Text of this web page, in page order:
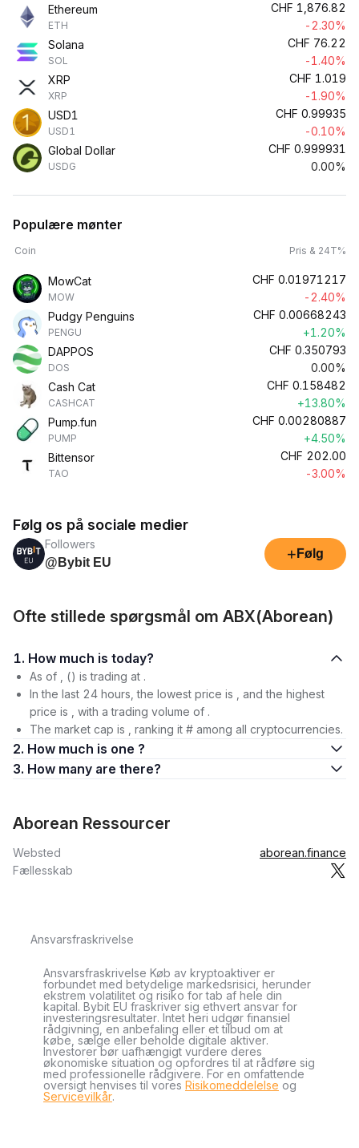
Ethereum
ETH
CHF 1,876.82
-2.30%
Solana
SOL
CHF 76.22
-1.40%
XRP
XRP
CHF 1.019
-1.90%
USD1
USD1
CHF 0.99935
-0.10%
Global Dollar
USDG
CHF 0.999931
0.00%
Populære mønter
Coin Pris & 24T%
MowCat
MOW
CHF 0.01971217
-2.40%
Pudgy Penguins
PENGU
CHF 0.00668243
+1.20%
DAPPOS
DOS
CHF 0.350793
0.00%
Cash Cat
CASHCAT
CHF 0.158482
+13.80%
Pump.fun
PUMP
CHF 0.00280887
+4.50%
Bittensor
TAO
CHF 202.00
-3.00%
Følg os på sociale medier
Followers
@Bybit EU
+ Følg
Ofte stillede spørgsmål om ABX(Aborean)
1. How much is today?
As of , () is trading at .
In the last 24 hours, the lowest price is , and the highest
price is , with a trading volume of .
The market cap is , ranking it # among all cryptocurrencies.
2. How much is one ?
3. How many are there?
Aborean Ressourcer
Websted
aborean.finance
Fællesskab
Ansvarsfraskrivelse
Ansvarsfraskrivelse Køb av kryptoaktiver er
forbundet med betydelige markedsrisici, herunder
ekstrem volatilitet og risiko for tab af hele din
kapital. Bybit EU fraskriver sig ethvert ansvar for
investeringsresultater. Intet heri udgør finansiel
rådgivning, en anbefaling eller et tilbud om at
købe, sælge eller beholde digitale aktiver.
Investorer bør uafhængigt vurdere deres
økonomiske situation og opfordres til at rådføre sig
med professionelle rådgivere. For en omfattende
oversigt henvises til vores Risikomeddelelse og
Servicevilkår.